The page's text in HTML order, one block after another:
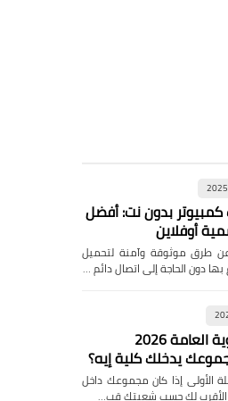
كمبيوتر بدون نت: أفضل
أوفلاين
طرق موثوقة وآمنة لتحميل
دون الحاجة إلى اتصال دائم …
تنسيق الثانوية العامة 2026
يدخلك كلية إيه؟
الأولى إذا كان مجموعك داخل
الأقرب لك حسب شعبتك قب…